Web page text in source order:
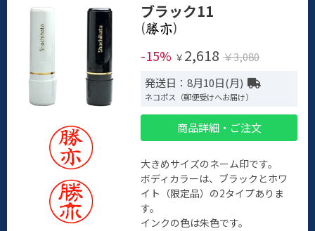
ブラック11
(
)
-15% ￥ 2,618 ￥3,080
発送日：8月10日(月)
ネコポス（郵便受けへお届け）
商品詳細・ご注文
大きめサイズのネーム印です。
ボディカラーは、ブラックとホワ
イト（限定品）の2タイプありま
す。
インクの色は朱色です。